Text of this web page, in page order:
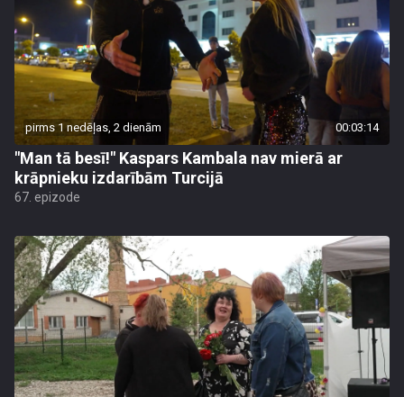
pirms 1 nedēļas, 2 dienām 00:03:14
"Man tā besī!" Kaspars Kambala nav mierā ar
krāpnieku izdarībām Turcijā
67. epizode